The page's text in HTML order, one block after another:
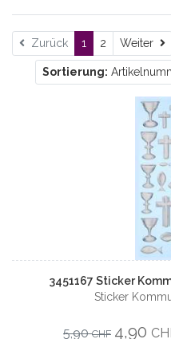
Zurück 1 2 Weiter
Sortierung:
3451167 Sticker
Sticker
5,90CHF 4,90